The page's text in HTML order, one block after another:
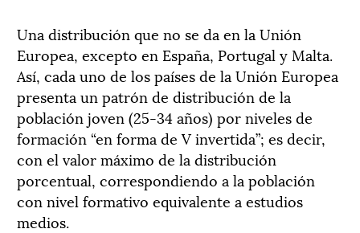
Una distribución que no se da en la Unión
Europea, excepto en España, Portugal y Malta.
Así, cada uno de los países de la Unión Europea
presenta un patrón de distribución de la
población joven (25-34 años) por niveles de
formación “en forma de V invertida”; es decir,
con el valor máximo de la distribución
porcentual, correspondiendo a la población
con nivel formativo equivalente a estudios
medios.